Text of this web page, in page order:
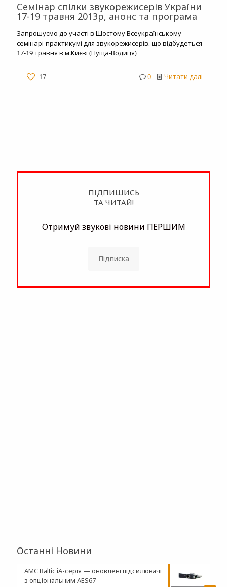
Семінар спілки звукорежисерів України
17-19 травня 2013р, анонс та програма
Запрошуємо до участі в Шостому Всеукраїнському
семінарі-практикумі для звукорежисерів, що відбудеться
17-19 травня в м.Києві (Пуща-Водиця)
17 0 Читати далі
ПІДПИШИСЬ
ТА ЧИТАЙ!
Отримуй звукові новини ПЕРШИМ
Підписка
Останні Новини
AMC Baltic iA-серія — оновлені підсилювачі
з опціональним AES67